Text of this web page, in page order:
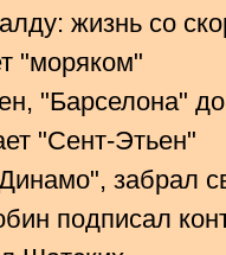
жизнь со
"моряком"
"Барселона"
"Сент-Этьен"
забрал
подписал